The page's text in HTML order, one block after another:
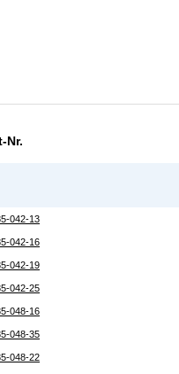
Nr.
042-13
042-16
042-19
042-25
048-16
048-35
048-22